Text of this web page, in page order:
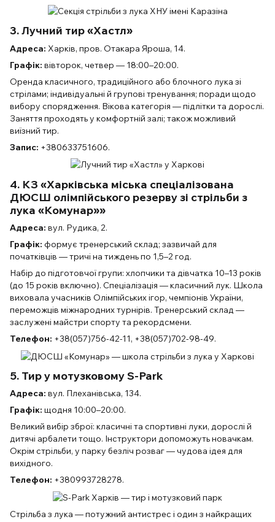
3. Лучний тир «Хастл»
Адреса: Харків, пров. Отакара Яроша, 14.
Графік: вівторок, четвер — 18:00–20:00.
Оренда класичного, традиційного або блочного лука зі
стрілами; індивідуальні й групові тренування; поради щодо
вибору спорядження. Вікова категорія — підлітки та дорослі.
Заняття проходять у комфортній залі; також можливий
виїзний тир.
Запис: +380633751606.
4. КЗ «Харківська міська спеціалізована
ДЮСШ олімпійського резерву зі стрільби з
лука «Комунар»»
Адреса: вул. Рудика, 2.
Графік: формує тренерський склад; зазвичай для
початківців — тричі на тиждень по 1,5–2 год.
Набір до підготовчої групи: хлопчики та дівчатка 10–13 років
(до 15 років включно). Спеціалізація — класичний лук. Школа
виховала учасників Олімпійських ігор, чемпіонів України,
переможців міжнародних турнірів. Тренерський склад —
заслужені майстри спорту та рекордсмени.
Телефон: +38(057)756-42-11, +38(057)702-98-49.
5. Тир у мотузковому S-Park
Адреса: вул. Плеханівська, 134.
Графік: щодня 10:00–20:00.
Великий вибір зброї: класичні та спортивні луки, дорослі й
дитячі арбалети тощо. Інструктори допоможуть новачкам.
Окрім стрільби, у парку безліч розваг — чудова ідея для
вихідного.
Телефон: +380993728278.
Стрільба з лука — потужний антистрес і один з найкращих